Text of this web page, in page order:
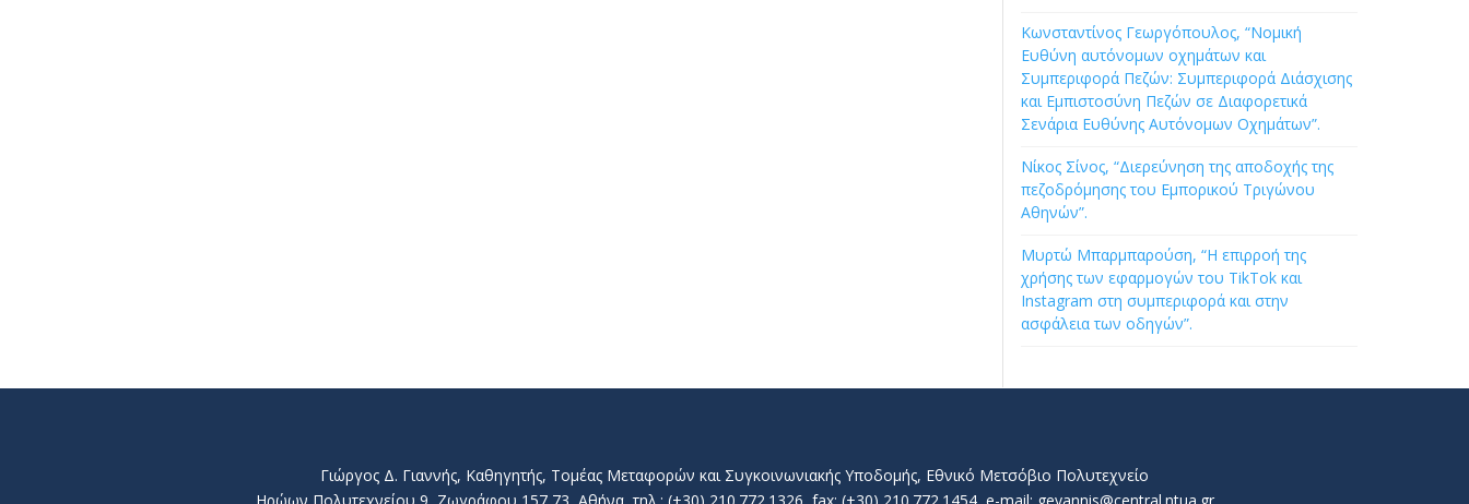
Κωνσταντίνος Γεωργόπουλος, “Νομική
Ευθύνη αυτόνομων οχημάτων και
Συμπεριφορά Πεζών: Συμπεριφορά Διάσχισης
και Εμπιστοσύνη Πεζών σε Διαφορετικά
Σενάρια Ευθύνης Αυτόνομων Οχημάτων”.
Νίκος Σίνος, “Διερεύνηση της αποδοχής της
πεζοδρόμησης του Εμπορικού Τριγώνου
Αθηνών”.
Μυρτώ Μπαρμπαρούση, “Η επιρροή της
χρήσης των εφαρμογών του TikTok και
Instagram στη συμπεριφορά και στην
ασφάλεια των οδηγών”.
Γιώργος Δ. Γιαννής, Καθηγητής, Τομέας Μεταφορών και Συγκοινωνιακής Υποδομής, Εθνικό Μετσόβιο Πολυτεχνείο